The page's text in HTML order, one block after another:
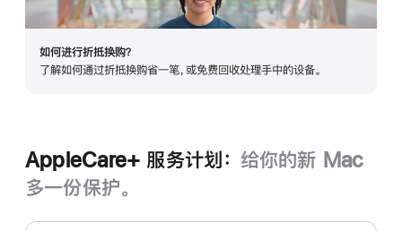
如何进行折抵换购？
了解如何通过折抵换购省一笔，或免费回收处理手中的设备。
AppleCare+ 服务计划： 给你的新 Mac
多一份保护。